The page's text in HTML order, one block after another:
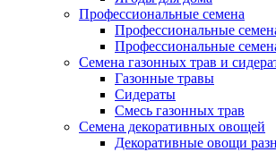
Профессиональные семена
Профессиональные
Профессиональные
Семена газонных трав и
Газонные травы
Сидераты
Смесь газонных трав
Семена декоративных овощей
Декоративные овощи